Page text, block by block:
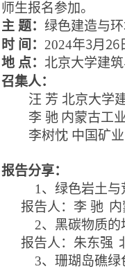
师生报名参加。
主 题： 绿色建造与
时 间： 2024年3月 26
地 点： 北京大学建
召集人：
汪 芳 北京大学
李 驰 内蒙古工
李树忱 中国矿
报告分享：
1 、绿色岩土
报告人：李 驰
2、黑碳物质
报告人：朱东强
3、珊瑚岛礁